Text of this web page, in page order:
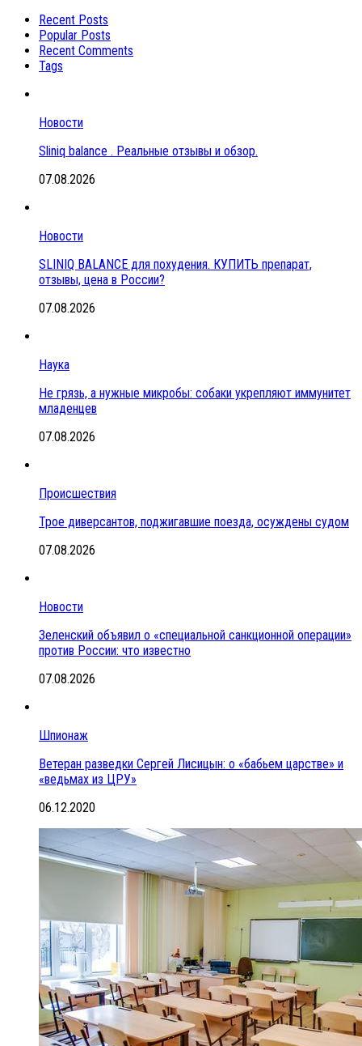
Recent Posts
Popular Posts
Recent Comments
Tags
Новости
Sliniq balance . Реальные отзывы и обзор.
07.08.2026
Новости
SLINIQ BALANCE для похудения. КУПИТЬ препарат,
отзывы, цена в России?
07.08.2026
Наука
Не грязь, а нужные микробы: собаки укрепляют иммунитет
младенцев
07.08.2026
Происшествия
Трое диверсантов, поджигавшие поезда, осуждены судом
07.08.2026
Новости
Зеленский объявил о «специальной санкционной операции»
против России: что известно
07.08.2026
Шпионаж
Ветеран разведки Сергей Лисицын: о «бабьем царстве» и
«ведьмах из ЦРУ»
06.12.2020